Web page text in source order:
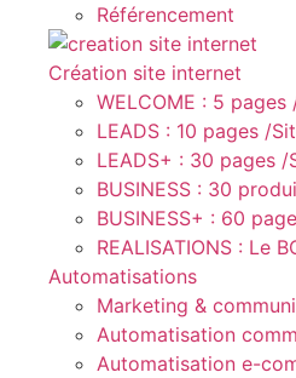
Référencement
Création site internet
WELCOME : 5
LEADS : 10 pages /
LEADS+ : 30 pages
BUSINESS : 30
BUSINESS+ : 60
REALISATIONS : Le
Automatisations
Marketing &
Automatisation
Automatisation e-